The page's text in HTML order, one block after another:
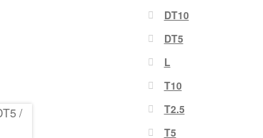
DT10
DT5
L
T10
T2.5
T5